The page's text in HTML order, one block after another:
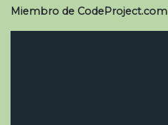
Miembro de CodeProject.com